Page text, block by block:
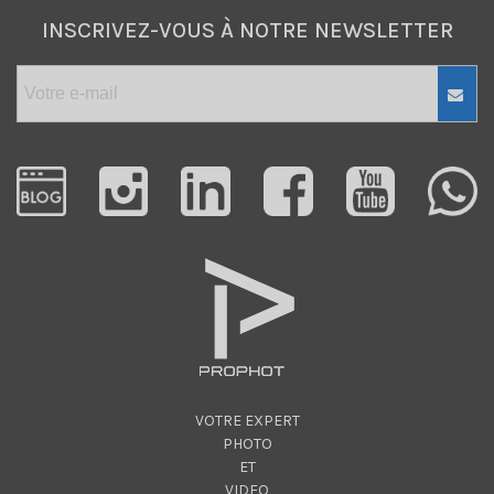
INSCRIVEZ-VOUS À NOTRE NEWSLETTER
VOTRE EXPERT
PHOTO
ET
VIDEO